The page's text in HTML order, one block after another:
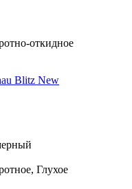
откидное
Blitz New
Глухое